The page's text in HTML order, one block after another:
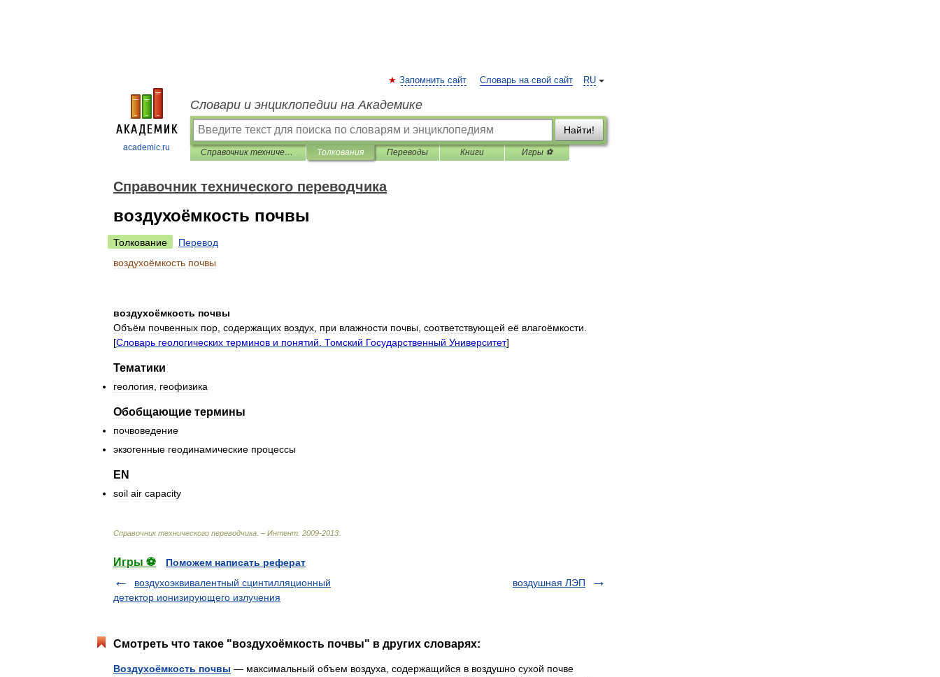
academic.ru
RU
Запомнить сайт Словарь на свой сайт
Словари и энциклопедии на Академике
Найти!
Справочник технического переводчика Толкования Переводы Книги Игры ⚽
Справочник технического переводчика
воздухоёмкость почвы
Толкование
Перевод
воздухоёмкость почвы
воздухоёмкость почвы
Объём почвенных пор содержащих воздух при влажности почвы соответствующей её влагоёмкости
[Словарь геологических терминов и понятий Томский Государственный Университет]
Тематики
геология геофизика
Обобщающие термины
почвоведение
экзогенные геодинамические процессы
EN
soil air capacity
Справочник технического переводчика . – Интент 2009-2013
Игры ⚽
Поможем написать реферат
воздухоэквивалентный сцинтилляционный
детектор ионизирующего излучения
воздушная ЛЭП
Смотреть что такое "воздухоёмкость почвы" в других словарях:
Воздухоёмкость почвы — максимальный объем воздуха, содержащийся в воздушно сухой почве